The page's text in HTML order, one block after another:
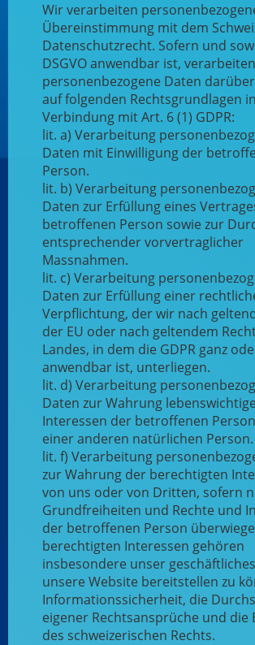
Wir verarbeiten
Übereinstimmung mit dem
Datenschutzrecht. Sofern und
DSGVO anwendbar ist,
personenbezogene Daten
auf folgenden Rechtsgrundlagen in
Verbindung mit Art. 6 (1) GDPR:
lit. a) Verarbeitung
Daten mit Einwilligung der
Person.
lit. b) Verarbeitung
Daten zur Erfüllung eines
betroffenen Person sowie zur
entsprechender vorvertraglicher
Massnahmen.
lit. c) Verarbeitung
Daten zur Erfüllung einer
Verpflichtung, der wir nach
der EU oder nach geltendem
Landes, in dem die GDPR ganz
anwendbar ist, unterliegen.
lit. d) Verarbeitung
Daten zur Wahrung
Interessen der betroffenen
einer anderen natürlichen Person.
lit. f) Verarbeitung
zur Wahrung der berechtigten
von uns oder von Dritten, sofern
Grundfreiheiten und Rechte und
der betroffenen Person
berechtigten Interessen gehören
insbesondere unser
unsere Website bereitstellen zu
Informationssicherheit, die
eigener Rechtsansprüche und die
des schweizerischen Rechts.